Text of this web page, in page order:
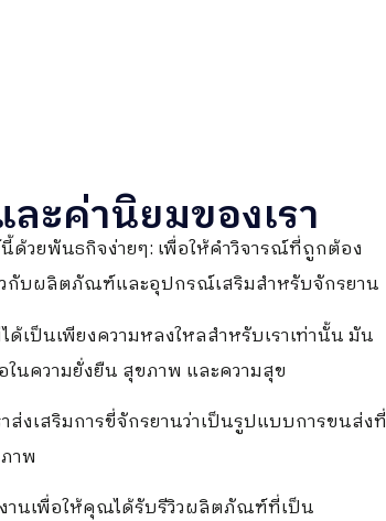
ะค่านิยมของเรา
นี้ด้วยพันธกิจง่ายๆ: เพื่อให้คำวิจารณ์ที่ถูกต้อง
วกับผลิตภัณฑ์และอุปกรณ์เสริมสำหรับจักรยาน
ด้เป็นเพียงความหลงใหลสำหรับเราเท่านั้น มัน
ในความยั่งยืน สุขภาพ และความสุข
ส่งเสริมการขี่จักรยานว่าเป็นรูปแบบการขนส่งที่
าพ
านเพื่อให้คุณได้รับรีวิวผลิตภัณฑ์ที่เป็น